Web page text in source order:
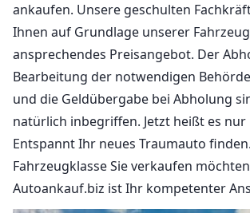
ankaufen. Unsere geschulten
Ihnen auf Grundlage unserer
ansprechendes Preisangebot. Der
Bearbeitung der notwendigen
und die Geldübergabe bei Abholung
natürlich inbegriffen. Jetzt heißt es nur
Entspannt Ihr neues Traumauto
Fahrzeugklasse Sie verkaufen
Autoankauf.biz ist Ihr kompetenter